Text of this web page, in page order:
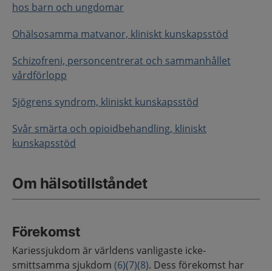
hos barn och ungdomar
Ohälsosamma matvanor, kliniskt kunskapsstöd
Schizofreni, personcentrerat och sammanhållet
vårdförlopp
Sjögrens syndrom, kliniskt kunskapsstöd
Svår smärta och opioidbehandling, kliniskt
kunskapsstöd
Om hälsotillståndet
Förekomst
Kariessjukdom är världens vanligaste icke-
smittsamma sjukdom (6)(7)(8). Dess förekomst har